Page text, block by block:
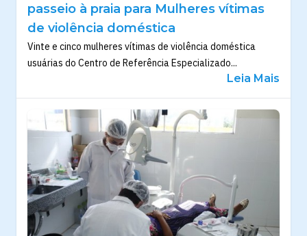
passeio à praia para Mulheres vítimas
de violência doméstica
Vinte e cinco mulheres vítimas de violência doméstica
usuárias do Centro de Referência Especializado...
Leia Mais